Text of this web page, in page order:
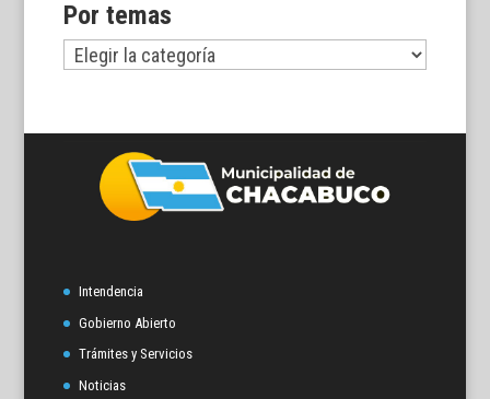
Por temas
Por
temas
Intendencia
Gobierno Abierto
Trámites y Servicios
Noticias